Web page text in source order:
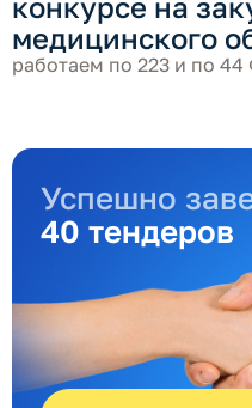
медицинского
работаем по 223 и по 44
Успешно
40 тендеров